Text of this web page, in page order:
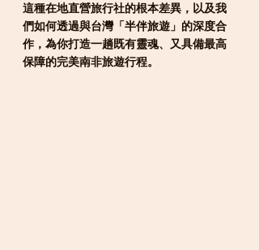
這種在地直營旅行社的根本差異，以及我
們如何透過與台灣「半伴旅遊」的深度合
作，為你打造一趟既有靈魂、又具備最高
保障的完美南非旅遊行程。